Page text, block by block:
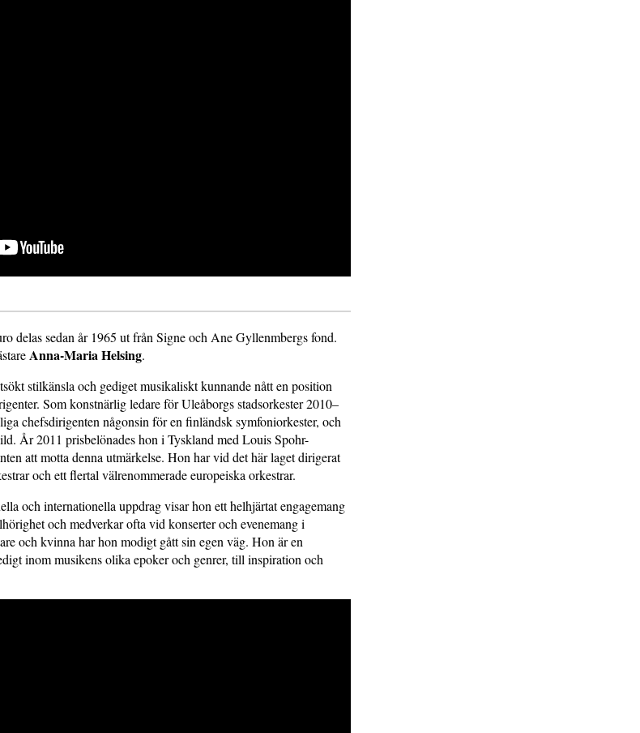
delas sedan år 1965 ut från Signe och Ane Gyllenmbergs fond.
Anna-Maria Helsing.
stilkänsla och gediget musikaliskt kunnande nått en position
Som konstnärlig ledare för Uleåborgs stadsorkester 2010–
chefsdirigenten någonsin för en finländsk symfoniorkester, och
År 2011 prisbelönades hon i Tyskland med Louis Spohr-
att motta denna utmärkelse. Hon har vid det här laget dirigerat
och ett flertal välrenommerade europeiska orkestrar.
och internationella uppdrag visar hon ett helhjärtat engagemang
och medverkar ofta vid konserter och evenemang i
och kvinna har hon modigt gått sin egen väg. Hon är en
inom musikens olika epoker och genrer, till inspiration och